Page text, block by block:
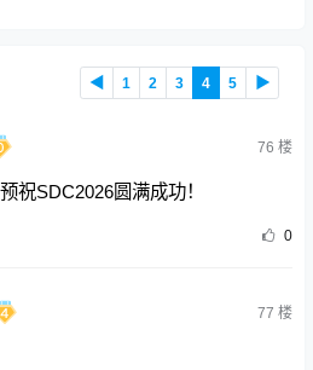
◀ 1 2 3 4 5 ▶
76 楼
祝SDC2026圆满成功！
0
77 楼